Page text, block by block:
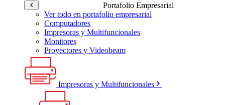
Portafolio Empresarial
Ver todo en portafolio empresarial
Computadores
Impresoras y Multifuncionales
Monitores
Proyectores y Videobeam
Impresoras y Multifuncionales